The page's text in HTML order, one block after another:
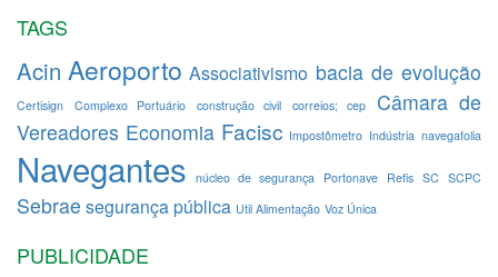
TAGS
Acin Aeroporto Associativismo bacia de evolução
Certisign Complexo Portuário construção civil correios; cep
Câmara de
Vereadores Economia Facisc Impostômetro Indústria navegafolia
Navegantes núcleo de segurança Portonave Refis SC SCPC
Sebrae segurança pública Util Alimentação Voz Única
PUBLICIDADE